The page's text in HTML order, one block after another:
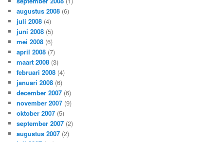
augustus 2008 (6)
juli 2008 (4)
juni 2008 (5)
mei 2008 (6)
april 2008 (7)
maart 2008 (3)
februari 2008 (4)
januari 2008 (6)
december 2007 (6)
november 2007 (9)
oktober 2007 (5)
september 2007 (2)
augustus 2007 (2)